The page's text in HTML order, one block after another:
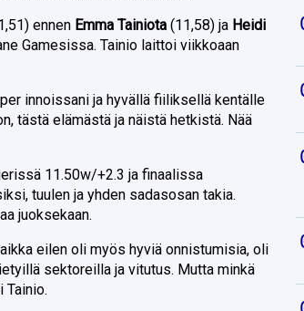
ennen Emma Tainiota (11,58) ja Heidi
Gamesissa. Tainio laittoi viikkoaan
innoissani ja hyvällä fiiliksellä kentälle
tästä elämästä ja näistä hetkistä. Nää
11.50w/+2.3 ja finaalissa
tuulen ja yhden sadasosan takia.
juoksekaan.
eilen oli myös hyviä onnistumisia, oli
sektoreilla ja vitutus. Mutta minkä
Tainio.